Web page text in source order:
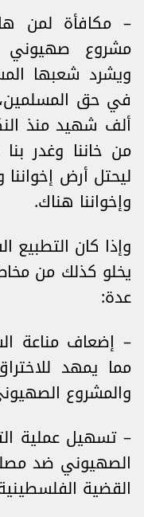
– مكافأة لمن
مشروع صهيوني
ويشرد شعبها
في حق
ألف شهيد منذ
من خاننا وغدر
ليحتل أرض
وإخواننا هناك.
وإذا كان التطبيع
يخلو كذلك من
عدة:
– إضعاف مناعة
مما يمهد
والمشروع
– تسهيل عملية
الصهيوني ضد
القضية